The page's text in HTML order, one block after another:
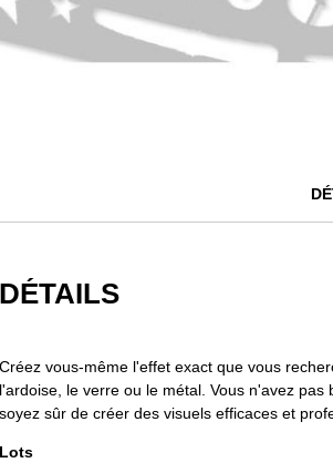
DÉTAILS
Créez vous-même l'effet exact que vous
l'ardoise, le verre ou le métal. Vous n'avez
soyez sûr de créer des visuels efficaces et
Lots